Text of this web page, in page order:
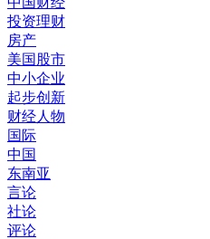
投资理财
房产
美国股市
中小企业
起步创新
财经人物
国际
中国
东南亚
言论
社论
评论